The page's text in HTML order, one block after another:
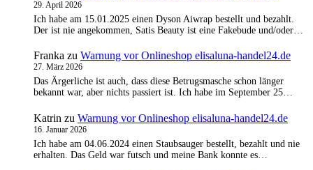
29. April 2026
Ich habe am 15.01.2025 einen Dyson Aiwrap bestellt und bezahlt.
Der ist nie angekommen, Satis Beauty ist eine Fakebude und/oder…
Franka zu Warnung vor Onlineshop elisaluna-handel24.de
27. März 2026
Das Ärgerliche ist auch, dass diese Betrugsmasche schon länger
bekannt war, aber nichts passiert ist. Ich habe im September 25…
Katrin zu Warnung vor Onlineshop elisaluna-handel24.de
16. Januar 2026
Ich habe am 04.06.2024 einen Staubsauger bestellt, bezahlt und nie
erhalten. Das Geld war futsch und meine Bank konnte es…